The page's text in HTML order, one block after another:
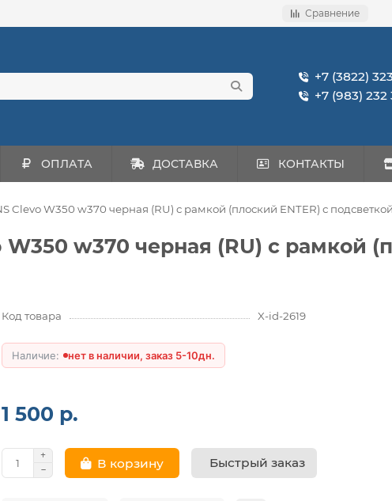
Сравнение
+7 (3822)
+7 (983) 232
ОПЛАТА ДОСТАВКА КОНТАКТЫ
Clevo W350 w370 черная (RU) c рамкой (плоский ENTER) с подсветкой
W350 w370 черная (RU) c рамкой
Код товара X-id-2619
нет в наличии, заказ 5-10дн.
1 500 р.
В корзину Быстрый заказ